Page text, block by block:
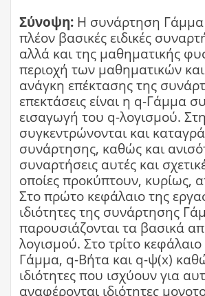
Σύνοψη: Η συνάρτηση Γάμμα
πλέον βασικές ειδικές
αλλά και της μαθηματικής
περιοχή των μαθηματικών
ανάγκη επέκτασης της
επεκτάσεις είναι η q-Γάμμα
εισαγωγή του q-λογισμού.
συγκεντρώνονται και
συνάρτησης, καθώς και
συναρτήσεις αυτές και
οποίες προκύπτουν, κυρίως,
Στο πρώτο κεφάλαιο της
ιδιότητες της συνάρτησης
παρουσιάζονται τα βασικά
λογισμού. Στο τρίτο
Γάμμα, q-Βήτα και q-ψ(x)
ιδιότητες που ισχύουν για
αναφέρονται ιδιότητες